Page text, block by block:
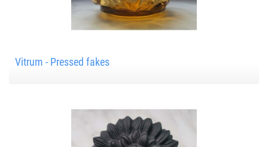
Vitrum - Pressed fakes